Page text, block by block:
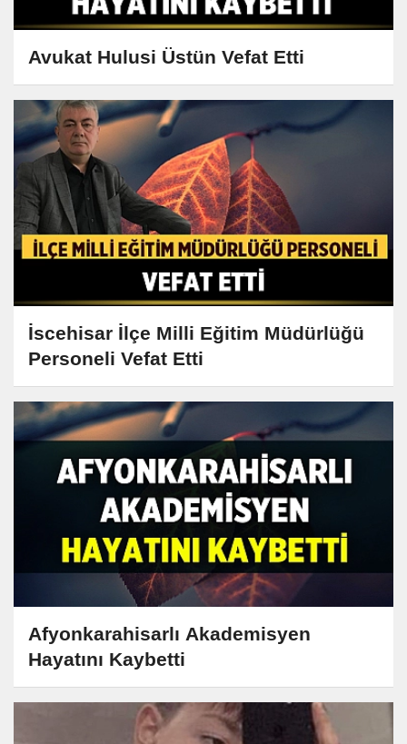
Avukat Hulusi Üstün Vefat Etti
İscehisar İlçe Milli Eğitim Müdürlüğü
Personeli Vefat Etti
Afyonkarahisarlı Akademisyen
Hayatını Kaybetti